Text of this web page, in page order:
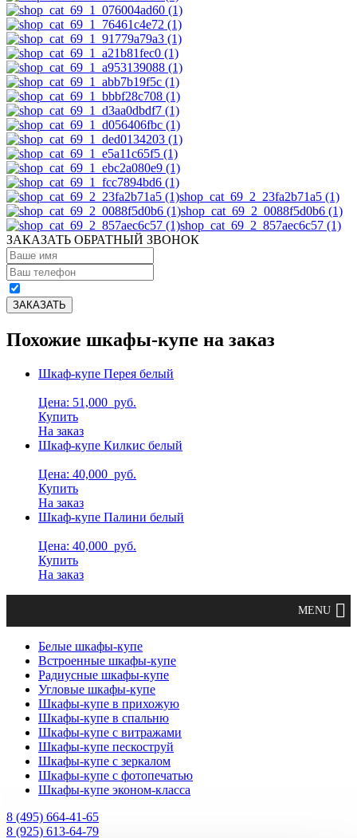
shop_cat_69_2_23fa2b71a5 (1)
shop_cat_69_2_0088f5d0b6 (1)
shop_cat_69_2_857aec6c57 (1)
ЗАКАЗАТЬ ОБРАТНЫЙ ЗВОНОК
Похожие шкафы-купе на заказ
Шкаф-купе Перея белый
Цена: 51,000 руб.
Купить
На заказ
Шкаф-купе Килкис белый
Цена: 40,000 руб.
Купить
На заказ
Шкаф-купе Палини белый
Цена: 40,000 руб.
Купить
На заказ
Белые шкафы-купе
Встроенные шкафы-купе
Радиусные шкафы-купе
Угловые шкафы-купе
Шкафы-купе в прихожую
Шкафы-купе в спальню
Шкафы-купе с витражами
Шкафы-купе пескоструй
Шкафы-купе с зеркалом
Шкафы-купе с фотопечатью
Шкафы-купе эконом-класса
8 (495) 664-41-65
8 (925) 613-64-79